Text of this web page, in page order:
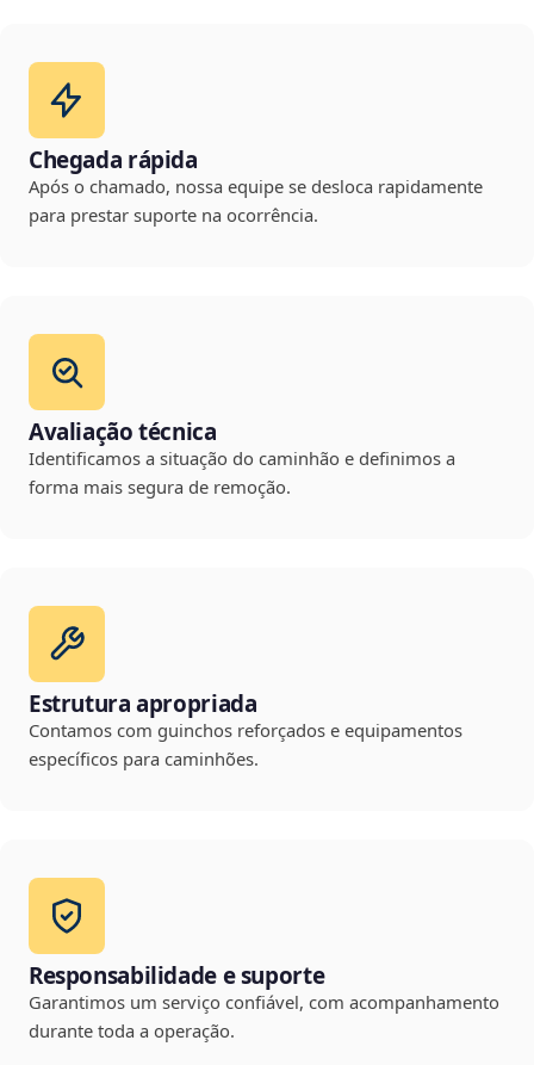
Chegada rápida
Após o chamado, nossa equipe se desloca rapidamente
para prestar suporte na ocorrência.
Avaliação técnica
Identificamos a situação do caminhão e definimos a
forma mais segura de remoção.
Estrutura apropriada
Contamos com guinchos reforçados e equipamentos
específicos para caminhões.
Responsabilidade e suporte
Garantimos um serviço confiável, com acompanhamento
durante toda a operação.